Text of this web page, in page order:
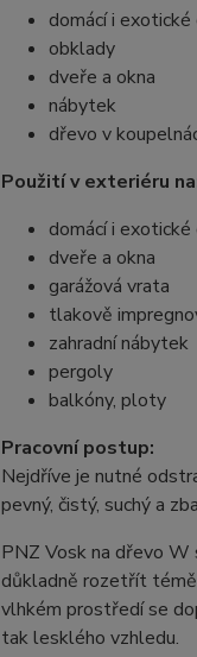
domácí i
obklady
dveře a okna
nábytek
dřevo v
Použití v exteriéru
domácí i
dveře a okna
garážová vrata
tlakově
zahradní nábytek
pergoly
balkóny, ploty
Pracovní postup:
Nejdříve je nutné
pevný, čistý, suchý a
PNZ Vosk na dřevo W
důkladně rozetřít
vlhkém prostředí se
tak lesklého vzhledu.